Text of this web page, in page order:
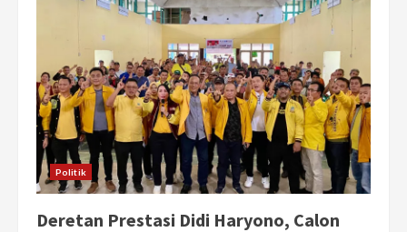
Program
Desa
Kalimantan
Barat
Politik
Deretan Prestasi Didi Haryono, Calon